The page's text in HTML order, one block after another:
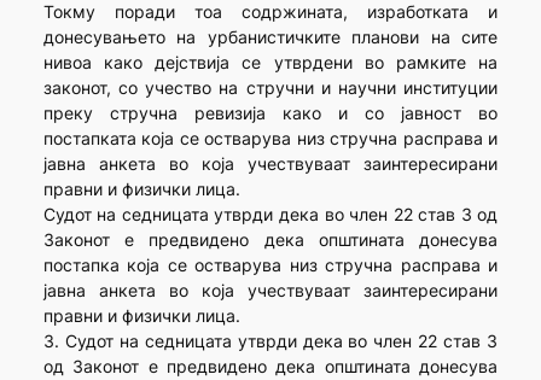
Токму поради тоа содржината, изработката и
донесувањето на урбанистичките планови на сите
нивоа како дејствија се утврдени во рамките на
законот, со учество на стручни и научни институции
преку стручна ревизија како и со јавност во
постапката која се остварува низ стручна расправа и
јавна анкета во која учествуваат заинтересирани
правни и физички лица.
Судот на седницата утврди дека во член 22 став 3 од
Законот е предвидено дека општината донесува
постапка која се остварува низ стручна расправа и
јавна анкета во која учествуваат заинтересирани
правни и физички лица.
3. Судот на седницата утврди дека во член 22 став 3
од Законот е предвидено дека општината донесува